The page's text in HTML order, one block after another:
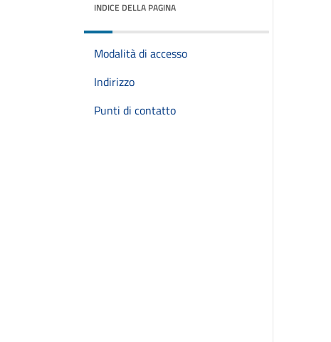
INDICE DELLA PAGINA
Modalità di accesso
Indirizzo
Punti di contatto